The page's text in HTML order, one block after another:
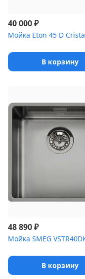
40 000₽
В корзину
48 890₽
В корзину